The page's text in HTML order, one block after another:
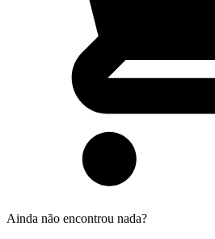
Ainda não encontrou nada?